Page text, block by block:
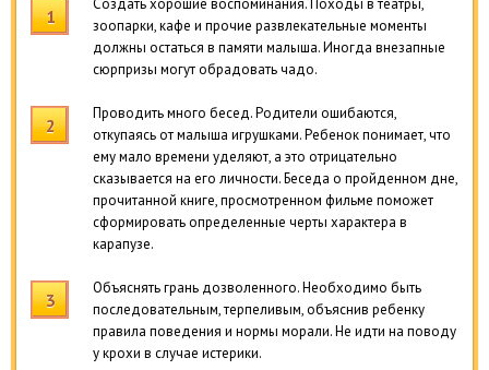
зоопарки, кафе и прочие развлекательные моменты
должны остаться в памяти малыша. Иногда внезапные
сюрпризы могут обрадовать чадо.
Проводить много бесед. Родители ошибаются,
откупаясь от малыша игрушками. Ребенок понимает, что
ему мало времени уделяют, а это отрицательно
сказывается на его личности. Беседа о пройденном дне,
прочитанной книге, просмотренном фильме поможет
сформировать определенные черты характера в
карапузе.
Объяснять грань дозволенного. Необходимо быть
последовательным, терпеливым, объяснив ребенку
правила поведения и нормы морали. Не идти на поводу
у крохи в случае истерики.